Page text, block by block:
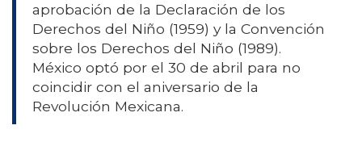
aprobación de la Declaración de los
Derechos del Niño (1959) y la Convención
sobre los Derechos del Niño (1989).
México optó por el 30 de abril para no
coincidir con el aniversario de la
Revolución Mexicana.